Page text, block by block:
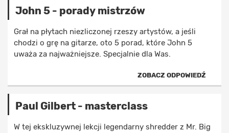
John 5 - porady mistrzów
Grał na płytach niezliczonej rzeszy artystów, a jeśli
chodzi o grę na gitarze, oto 5 porad, które John 5
uważa za najważniejsze. Specjalnie dla Was.
ZOBACZ ODPOWIEDŹ
Paul Gilbert - masterclass
W tej ekskluzywnej lekcji legendarny shredder z Mr. Big